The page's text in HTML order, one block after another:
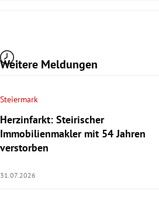
Weitere Meldungen
Steiermark
Herzinfarkt: Steirischer
Immobilienmakler mit 54 Jahren
verstorben
31.07.2026